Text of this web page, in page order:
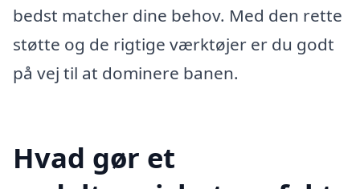
bedst matcher dine behov. Med den rette
støtte og de rigtige værktøjer er du godt
på vej til at dominere banen.
Hvad gør et